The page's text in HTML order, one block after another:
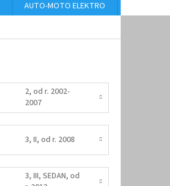
AUTO-MOTO ELEKTRO
2, od r. 2002-
2007
3, II, od r. 2008
3, III, SEDAN, od